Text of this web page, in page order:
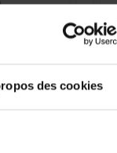
des cookies